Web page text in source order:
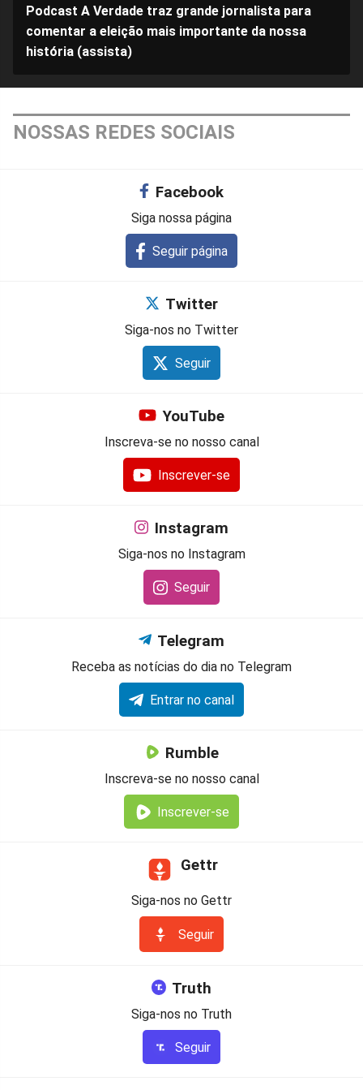
Podcast A Verdade traz grande jornalista para
comentar a eleição mais importante da nossa
história (assista)
NOSSAS REDES SOCIAIS
Facebook
Siga nossa página
Seguir página
Twitter
Siga-nos no Twitter
Seguir
YouTube
Inscreva-se no nosso canal
Inscrever-se
Instagram
Siga-nos no Instagram
Seguir
Telegram
Receba as notícias do dia no Telegram
Entrar no canal
Rumble
Inscreva-se no nosso canal
Inscrever-se
Gettr
Siga-nos no Gettr
Seguir
Truth
Siga-nos no Truth
Seguir